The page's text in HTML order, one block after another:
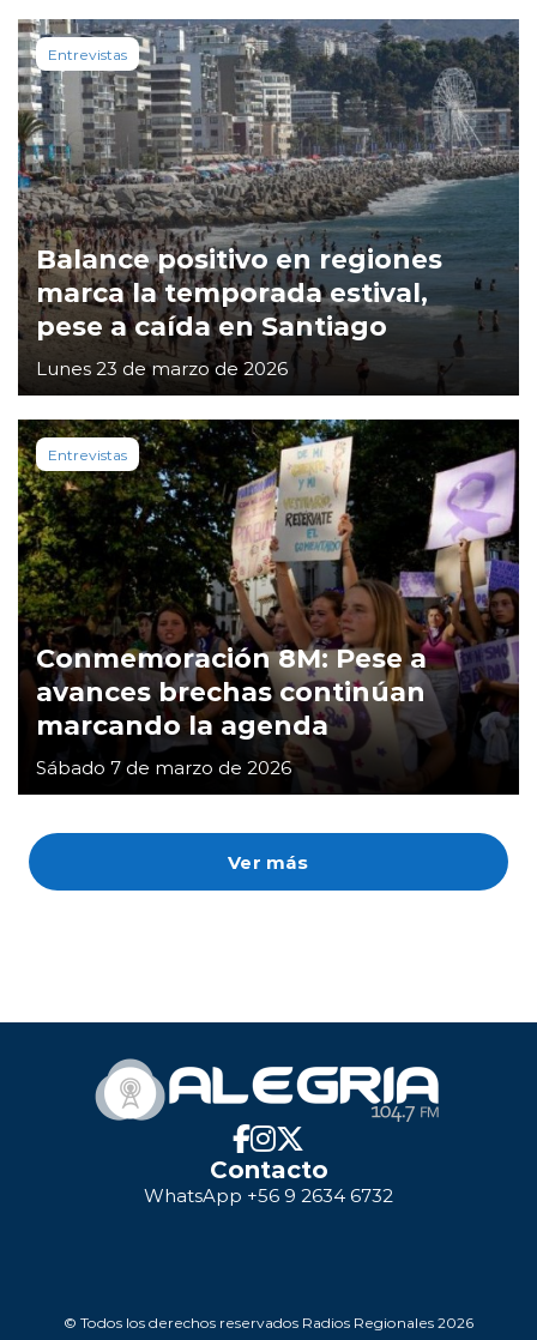
Ver más
Entrevistas
Balance positivo en regiones
marca la temporada estival,
pese a caída en Santiago
Lunes 23 de marzo de 2026
Entrevistas
Conmemoración 8M: Pese a
avances brechas continúan
marcando la agenda
Sábado 7 de marzo de 2026
Contacto
WhatsApp +56 9 2634 6732
© Todos los derechos reservados Radios Regionales 2026